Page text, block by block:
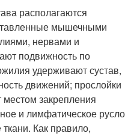
располагаются
мышечными
нервами и
подвижность по
удерживают сустав,
движений; прослойки
местом закрепления
и лимфатическое русло
Как правило,